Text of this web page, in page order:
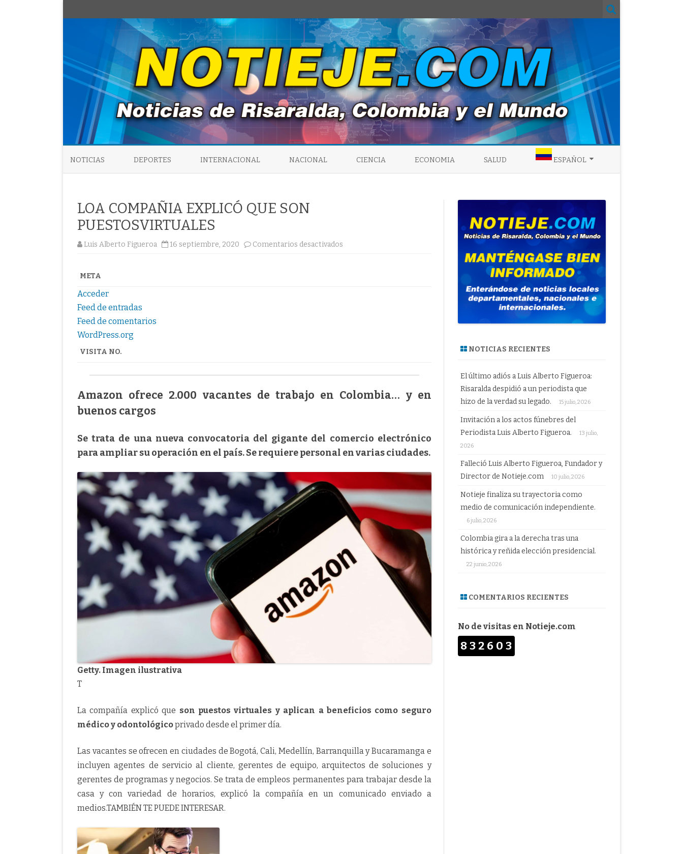
NOTICIAS DEPORTES INTERNACIONAL NACIONAL CIENCIA ECONOMIA SALUD ESPAÑOL
ESPAÑOL
LOA COMPAÑIA EXPLICÓ QUE SON
PUESTOSVIRTUALES
Luis Alberto Figueroa 16 septiembre, 2020 Comentarios desactivados
META
Acceder
Feed de entradas
Feed de comentarios
WordPress.org
VISITA NO.
Amazon ofrece 2.000 vacantes de trabajo en Colombia… y en
buenos cargos
Se trata de una nueva convocatoria del gigante del comercio electrónico
para ampliar su operación en el país. Se requiere personal en varias ciudades.
Getty. Imagen ilustrativa
T
La compañía explicó que son puestos virtuales y aplican a beneficios como seguro
médico y odontológicoprivado desde el primer día.
Las vacantes se ofrecen en ciudades de Bogotá, Cali, Medellín, Barranquilla y Bucaramanga e
incluyen agentes de servicio al cliente, gerentes de equipo, arquitectos de soluciones y
gerentes de programas y negocios. Se trata de empleos permanentes para trabajar desde la
casa y con variedad de horarios, explicó la compañía en un comunicado enviado a
medios.TAMBIÉN TE PUEDE INTERESAR.
NOTICIAS RECIENTES
El último adiós a Luis Alberto Figueroa:
Risaralda despidió a un periodista que
hizo de la verdad su legado.
15 julio, 2026
Invitación a los actos fúnebres del
Periodista Luis Alberto Figueroa.
13 julio,
2026
Falleció Luis Alberto Figueroa, Fundador y
Director de Notieje.com
10 julio, 2026
Notieje finaliza su trayectoria como
medio de comunicación independiente.
6 julio, 2026
Colombia gira a la derecha tras una
histórica y reñida elección presidencial.
22 junio, 2026
COMENTARIOS RECIENTES
No de visitas en Notieje.com
832603